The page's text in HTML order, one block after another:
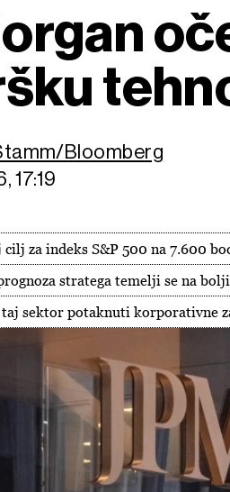
Bloomberg
17:19
za indeks S&P 500 na 7.600
stratega temelji se na
taj sektor potaknuti korporativne